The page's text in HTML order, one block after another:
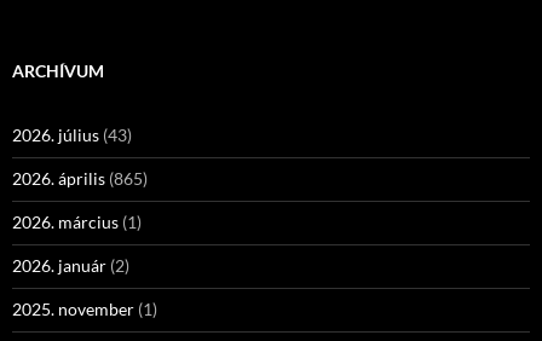
ARCHÍVUM
2026. július (43)
2026. április (865)
2026. március (1)
2026. január (2)
2025. november (1)